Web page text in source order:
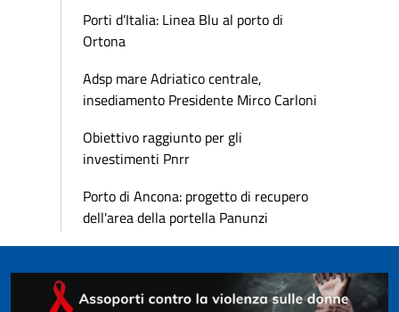
Porti d’Italia: Linea Blu al porto di
Ortona
Adsp mare Adriatico centrale,
insediamento Presidente Mirco Carloni
Obiettivo raggiunto per gli
investimenti Pnrr
Porto di Ancona: progetto di recupero
dell'area della portella Panunzi